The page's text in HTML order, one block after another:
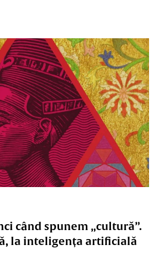
când spunem „cultură”.
la inteligența artificială